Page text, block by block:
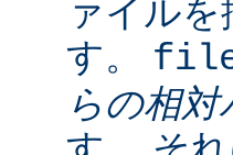
ァイル
す。
らの相